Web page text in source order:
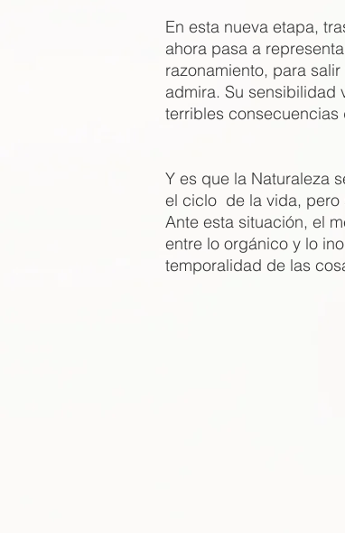
En esta nueva etapa,
ahora pasa a
razonamiento, para
admira. Su sensibilidad
terribles
Y es que la Naturaleza
el ciclo de la vida, pero
Ante esta situación, el
entre lo orgánico y lo
temporalidad de las